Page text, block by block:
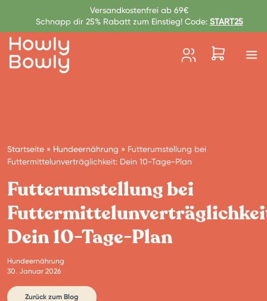
Zum Inhalt springenVersandkostenfrei ab 69€
Schnapp dir 25% Rabatt zum Einstieg! Code: START25
Startseite » Hundeernährung » Futterumstellung bei
Futtermittelunverträglichkeit: Dein 10-Tage-Plan
Futterumstellung bei
Dein 10-Tage-Plan
Hundeernährung
30. Januar 2026
Zurück zum Blog